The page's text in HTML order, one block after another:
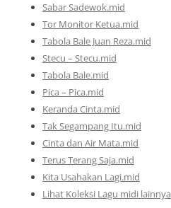
Sabar Sadewok.mid
Tor Monitor Ketua.mid
Tabola Bale Juan Reza.mid
Stecu – Stecu.mid
Tabola Bale.mid
Pica – Pica.mid
Keranda Cinta.mid
Tak Segampang Itu.mid
Cinta dan Air Mata.mid
Terus Terang Saja.mid
Kita Usahakan Lagi.mid
Lihat Koleksi Lagu midi lainnya